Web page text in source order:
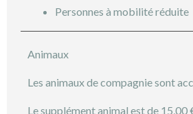
Personnes à mobilité réduite
Animaux
Les animaux de compagnie sont
Le supplément animal est de 15,00